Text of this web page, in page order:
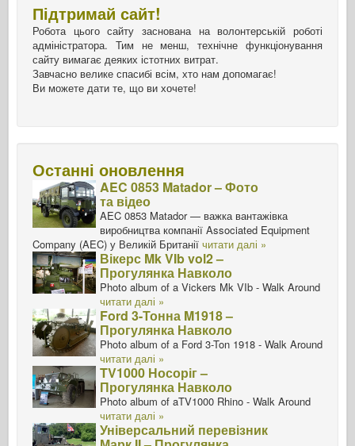
Підтримай сайт!
Робота цього сайту заснована на волонтерській роботі
адміністратора. Тим не менш, технічне функціонування
сайту вимагає деяких істотних витрат.
Завчасно велике спасибі всім, хто нам допомагає!
Ви можете дати те, що ви хочете!
Останні оновлення
AEC 0853 Matador – Фото
та відео
AEC 0853 Matador — важка вантажівка
виробництва компанії Associated Equipment
Company (AEC) у Великій Британії читати далі »
Вікерс Mk VIb vol2 –
Прогулянка Навколо
Photo album of a Vickers Mk VIb - Walk Around
читати далі »
Ford 3-Тонна M1918 –
Прогулянка Навколо
Photo album of a Ford 3-Ton 1918 - Walk Around
читати далі »
TV1000 Носоріг –
Прогулянка Навколо
Photo album of aTV1000 Rhino - Walk Around
читати далі »
Універсальний перевізник